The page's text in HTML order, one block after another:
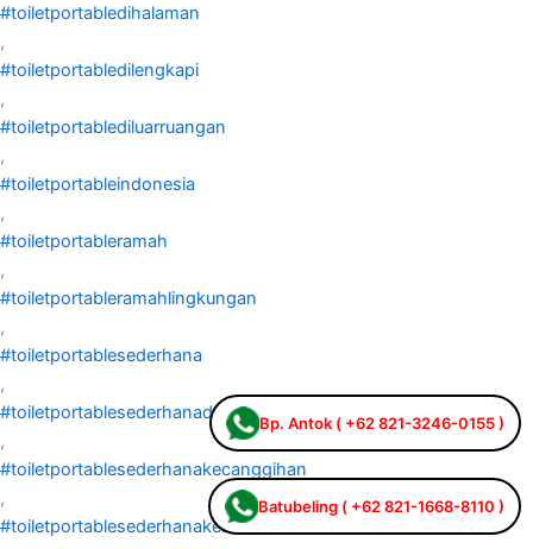
#toiletportabledihalaman
,
#toiletportabledilengkapi
,
#toiletportablediluarruangan
,
#toiletportableindonesia
,
#toiletportableramah
,
#toiletportableramahlingkungan
,
#toiletportablesederhana
,
#toiletportablesederhanadengankemudahan
,
#toiletportablesederhanakecanggihan
,
#toiletportablesederhanakemudahan
Bp. Antok ( +62 821-3246-0155 )
Batubeling ( +62 821-1668-8110 )